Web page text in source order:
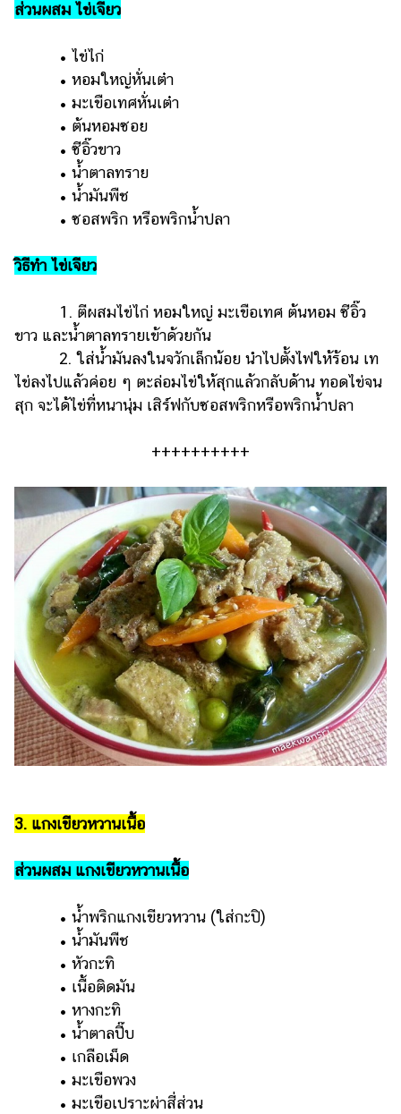
ส่วนผสม ไข่เจียว
• ไข่ไก่
• หอมใหญ่หั่นเต๋า
• มะเขือเทศหั่นเต๋า
• ต้นหอมซอย
• ซีอิ๊วขาว
• น้ำตาลทราย
• น้ำมันพืช
• ซอสพริก หรือพริกน้ำปลา
วิธีทำ ไข่เจียว
1. ตีผสมไข่ไก่ หอมใหญ่ มะเขือเทศ ต้นหอม ซีอิ๊ว
ขาว และน้ำตาลทรายเข้าด้วยกัน
2. ใส่น้ำมันลงในจวักเล็กน้อย นำไปตั้งไฟให้ร้อน เท
ไข่ลงไปแล้วค่อย ๆ ตะล่อมไข่ให้สุกแล้วกลับด้าน ทอดไข่จน
สุก จะได้ไข่ที่หนานุ่ม เสิร์ฟกับซอสพริกหรือพริกน้ำปลา
++++++++++
3. แกงเขียวหวานเนื้อ
ส่วนผสม แกงเขียวหวานเนื้อ
• น้ำพริกแกงเขียวหวาน (ใส่กะปิ)
• น้ำมันพืช
• หัวกะทิ
• เนื้อติดมัน
• หางกะทิ
• น้ำตาลปี๊บ
• เกลือเม็ด
• มะเขือพวง
• มะเขือเปราะผ่าสี่ส่วน